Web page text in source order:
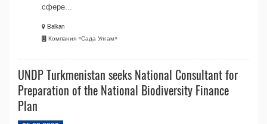
сфере...
Balkan
Компания «Сада Улгам»
UNDP Turkmenistan seeks National Consultant for
Preparation of the National Biodiversity Finance
Plan